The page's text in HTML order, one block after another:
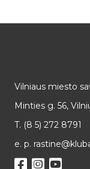
Vilniaus miesto
Minties g. 56,
T. (8 5) 272 8791
e. p.